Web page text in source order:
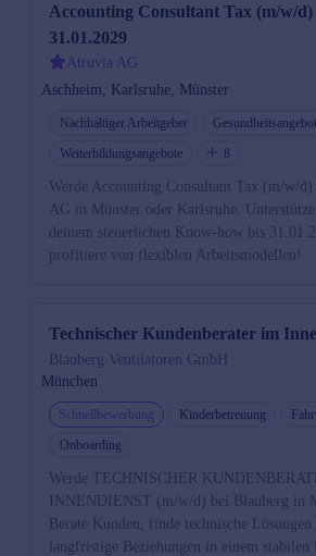
Accounting Consultant Tax (m/w/
31.01.2029
Atruvia AG
Aschheim, Karlsruhe, Münster
Nachhaltiger Arbeitgeber
Weiterbildungsangebote
8
Werde Accounting Consultant Tax (m/w/
AG in Münster oder Karlsruhe.
deinem steuerlichen Know-how bis
profitiere von flexiblen Arbeitsmodellen!
Technischer Kundenberater im
Blauberg Ventilatoren GmbH
München
Schnellbewerbung Kinderbetreuung
Onboarding
Werde TECHNISCHER
INNENDIENST (m/w/d) bei Blauberg in
Berate Kunden, finde technische Lösungen
langfristige Beziehungen in einem stabilen